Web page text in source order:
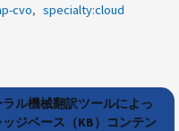
cvo
specialty:cloud
ル機械翻訳ツールによっ
ジベース（KB）コンテン